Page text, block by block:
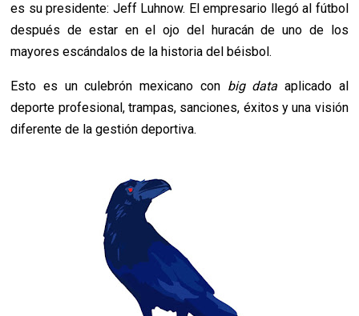
es su presidente: Jeff Luhnow. El empresario llegó al fútbol
después de estar en el ojo del huracán de uno de los
mayores escándalos de la historia del béisbol.
Esto es un culebrón mexicano con big data aplicado al
deporte profesional, trampas, sanciones, éxitos y una visión
diferente de la gestión deportiva.